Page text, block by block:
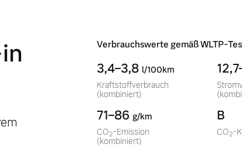
Verbrauchswerte gemäß WLTP-
3,4–3,8 l/100km
Kraftstoffverbrauch
(kombiniert)
71–86 g/km
CO2-Emission
(kombiniert)
B
CO2-